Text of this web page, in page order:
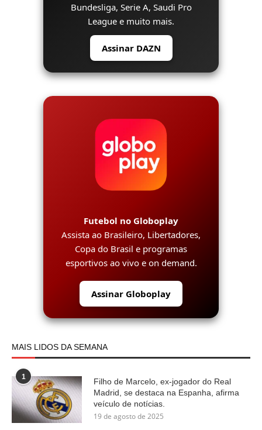
Bundesliga, Serie A, Saudi Pro
League e muito mais.
Assinar DAZN
Futebol no Globoplay
Assista ao Brasileiro, Libertadores,
Copa do Brasil e programas
esportivos ao vivo e on demand.
Assinar Globoplay
MAIS LIDOS DA SEMANA
1
Filho de Marcelo, ex-jogador do Real
Madrid, se destaca na Espanha, afirma
veículo de notícias.
19 de agosto de 2025